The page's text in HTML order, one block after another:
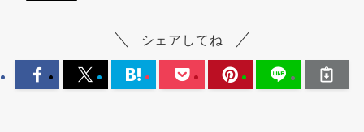
シェアしてね